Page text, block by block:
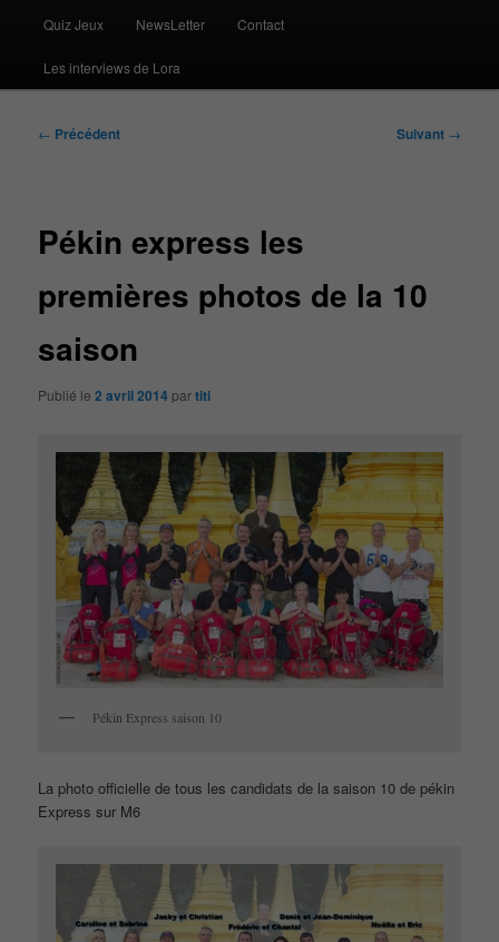
Quiz Jeux NewsLetter Contact
Les interviews de Lora
Navigation
← Précédent Suivant →
Pékin express les
premières photos de la 10
saison
Publié le2 avril 2014 partiti
Pékin Express saison 10
La photo officielle de tous les candidats de la saison 10 de pékin
Express sur M6